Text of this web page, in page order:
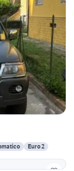
Euro 2